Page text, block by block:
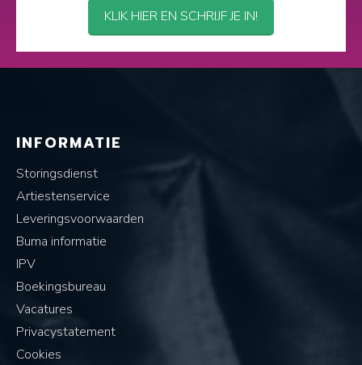
KLIK HIER EN SCHRIJF JE IN!
INFORMATIE
Storingsdienst
Artiestenservice
Leveringsvoorwaarden
Buma informatie
IPV
Boekingsbureau
Vacatures
Privacystatement
Cookies